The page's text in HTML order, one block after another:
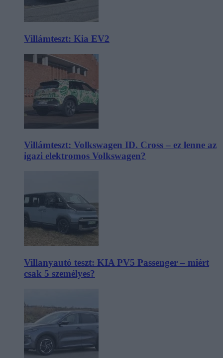
Villámteszt: Kia EV2
Villámteszt: Volkswagen ID. Cross – ez lenne az
igazi elektromos Volkswagen?
Villanyautó teszt: KIA PV5 Passenger – miért
csak 5 személyes?